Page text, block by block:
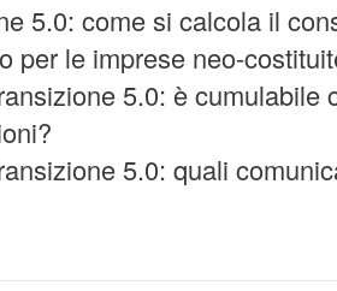
5.0: come si calcola il
per le imprese neo-
5.0: è cumulabile
5.0: quali